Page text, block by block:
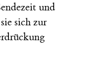
und
sich zur